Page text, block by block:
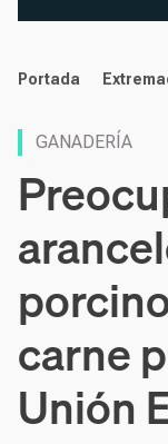
noticias
Portada
GANADERÍA
carne
Unión